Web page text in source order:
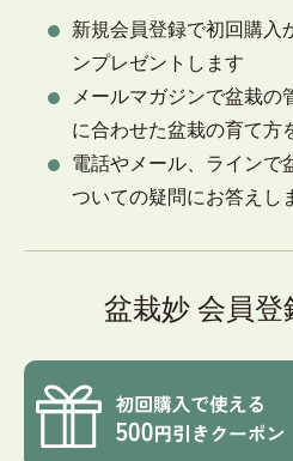
新規会員登録で初回購入
ンプレゼントします
メールマガジンで盆栽の
に合わせた盆栽の育て方
電話やメール、ラインで
ついての疑問にお答えし
盆栽妙 会員登